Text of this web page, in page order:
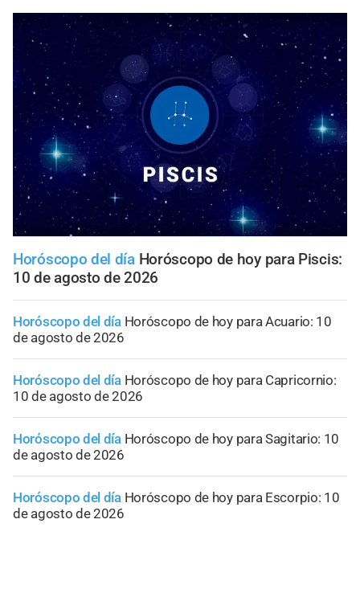
Horóscopo del día Horóscopo de hoy para Piscis:
10 de agosto de 2026
Horóscopo del día Horóscopo de hoy para Acuario: 10
de agosto de 2026
Horóscopo del día Horóscopo de hoy para Capricornio:
10 de agosto de 2026
Horóscopo del día Horóscopo de hoy para Sagitario: 10
de agosto de 2026
Horóscopo del día Horóscopo de hoy para Escorpio: 10
de agosto de 2026